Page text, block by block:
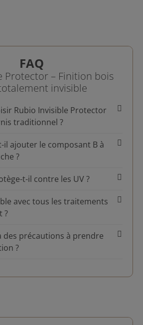
FAQ
Protector – Finition bois
invisible
Rubio Invisible Protector
traditionnel ?
il ajouter le composant B à
?
t-il contre les UV ?
avec tous les traitements
?
des précautions à prendre
?